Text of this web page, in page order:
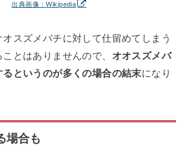
出典画像：Wikipedia
スズメバチに対して仕留めてしまう
とはありませんので、 オオスズメバ
というのが多くの場合の結末になり
場合も